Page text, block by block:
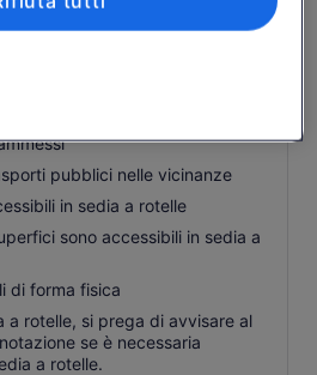
piccoli possono essere portati in
pubblici nelle vicinanze
in sedia a rotelle
sono accessibili in sedia a
di forma fisica
a rotelle, si prega di avvisare al
se è necessaria
a rotelle.